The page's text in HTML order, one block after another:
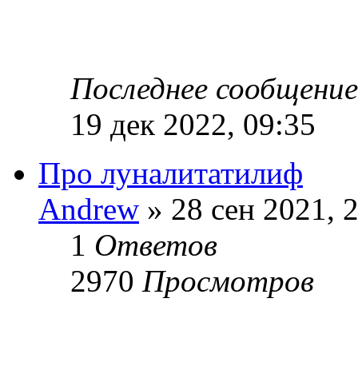
Последнее
19 дек 2022, 09:35
Про луналитатилиф
Andrew » 28 сен 2021,
1 Ответов
2970 Просмотров